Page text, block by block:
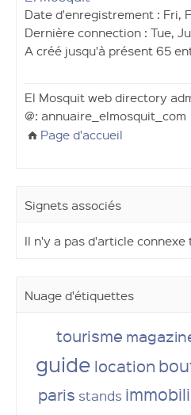
Date d'enregistrement : Fri,
Dernière connection : Tue,
A créé jusqu'à présent 65
El Mosquit web directory
@: annuaire_elmosquit_com
Page d'accueil
Signets associés
Il n'y a pas d'article connexe
Nuage d'étiquettes
tourisme
guide location
paris stands